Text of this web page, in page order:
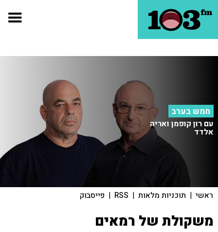
חמש בערב
עם רון קופמן ואריה
אלדד
ראשי | תוכניות מלאות |
RSS
| פייסבוק
משקולת של רמאים